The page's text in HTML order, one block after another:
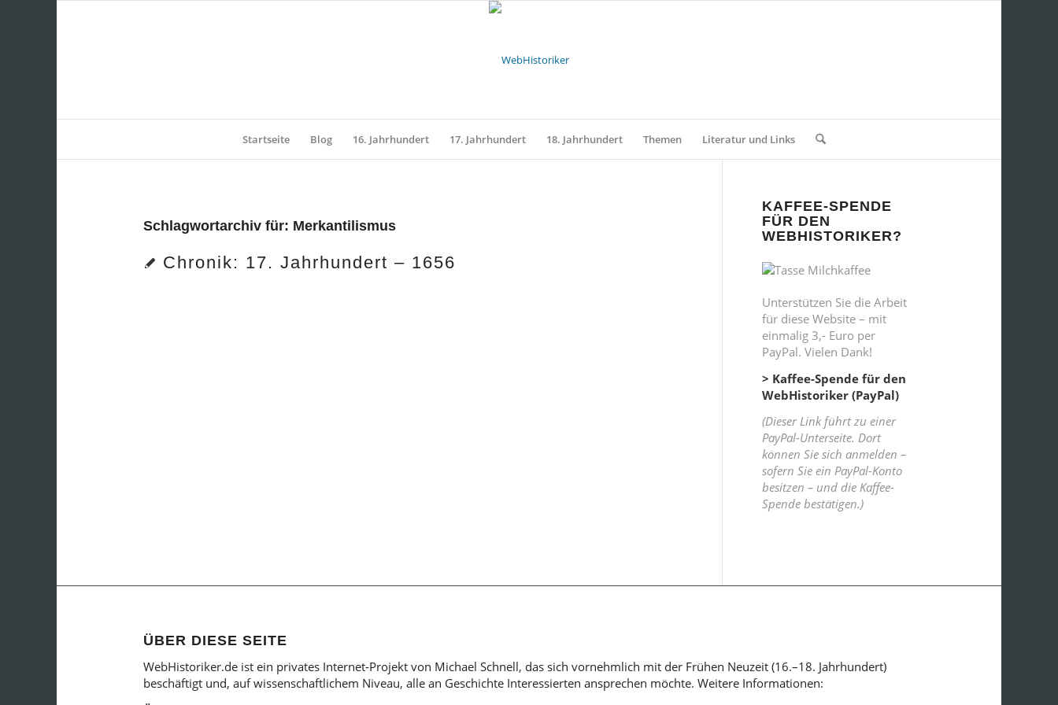
Startseite Blog 16. Jahrhundert 17. Jahrhundert 18. Jahrhundert Themen Literatur und Links
Schlagwortarchiv für: Merkantilismus
Chronik: 17. Jahrhundert – 1656
KAFFEE-SPENDE
FÜR DEN
WEBHISTORIKER?
Unterstützen Sie die Arbeit
für diese Website – mit
einmalig 3,- Euro per
PayPal. Vielen Dank!
> Kaffee-Spende für den
WebHistoriker (PayPal)
(Dieser Link führt zu einer
PayPal-Unterseite. Dort
können Sie sich anmelden –
sofern Sie ein PayPal-Konto
besitzen – und die Kaffee-
Spende bestätigen.)
ÜBER DIESE SEITE
WebHistoriker.de ist ein privates Internet-Projekt von Michael Schnell, das sich vornehmlich mit der Frühen Neuzeit (16.–18. Jahrhundert)
beschäftigt und, auf wissenschaftlichem Niveau, alle an Geschichte Interessierten ansprechen möchte. Weitere Informationen: